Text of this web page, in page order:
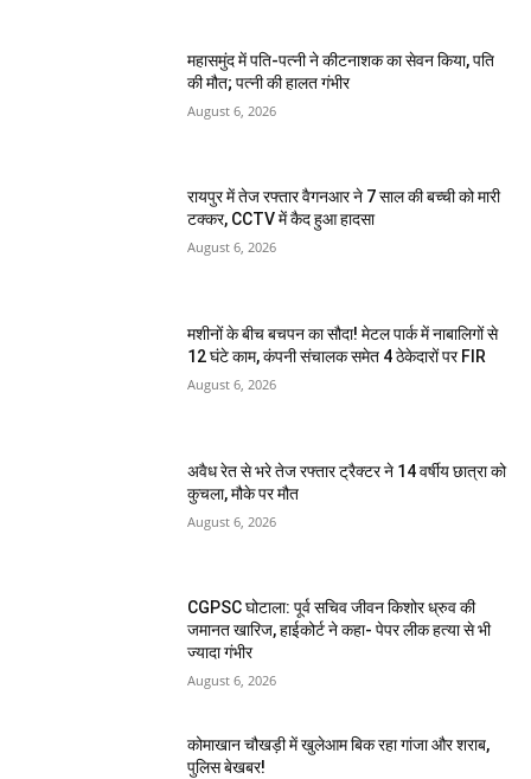
महासमुंद में पति-पत्नी ने कीटनाशक का सेवन किया, पति
की मौत; पत्नी की हालत गंभीर
August 6, 2026
रायपुर में तेज रफ्तार वैगनआर ने 7 साल की बच्ची को मारी
टक्कर, CCTV में कैद हुआ हादसा
August 6, 2026
मशीनों के बीच बचपन का सौदा! मेटल पार्क में नाबालिगों से
12 घंटे काम, कंपनी संचालक समेत 4 ठेकेदारों पर FIR
August 6, 2026
अवैध रेत से भरे तेज रफ्तार ट्रैक्टर ने 14 वर्षीय छात्रा को
कुचला, मौके पर मौत
August 6, 2026
CGPSC घोटाला: पूर्व सचिव जीवन किशोर ध्रुव की
जमानत खारिज, हाईकोर्ट ने कहा- पेपर लीक हत्या से भी
ज्यादा गंभीर
August 6, 2026
कोमाखान चौखड़ी में खुलेआम बिक रहा गांजा और शराब,
पुलिस बेखबर!